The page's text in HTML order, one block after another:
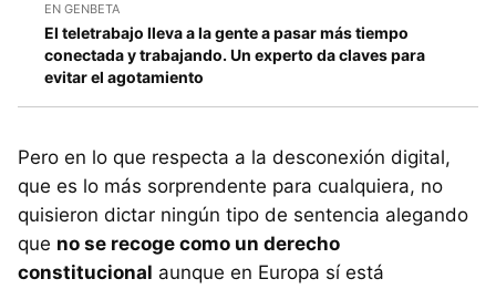
EN GENBETA
El teletrabajo lleva a la gente a pasar más tiempo
conectada y trabajando. Un experto da claves para
evitar el agotamiento
Pero en lo que respecta a la desconexión digital,
que es lo más sorprendente para cualquiera, no
quisieron dictar ningún tipo de sentencia alegando
que no se recoge como un derecho
constitucional aunque en Europa sí está